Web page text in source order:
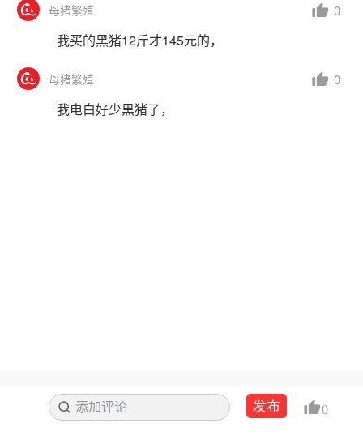
母猪繁殖 0
我买的黑猪12斤才145元的，
母猪繁殖 0
我电白好少黑猪了，
添加评论 搜索发布 0